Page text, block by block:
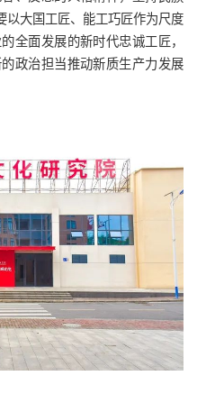
以大国工匠、能工巧匠作为尺度
全面发展的新时代忠诚工匠，
政治担当推动新质生产力发展